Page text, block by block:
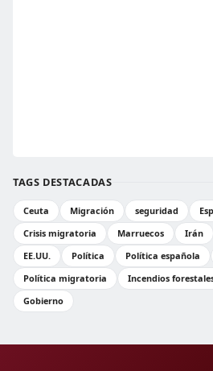
TAGS DESTACADAS
Ceuta Migración seguridad
Crisis migratoria
Marruecos Irán
EE.UU.
Política Política española
Política migratoria
Incendios
Gobierno